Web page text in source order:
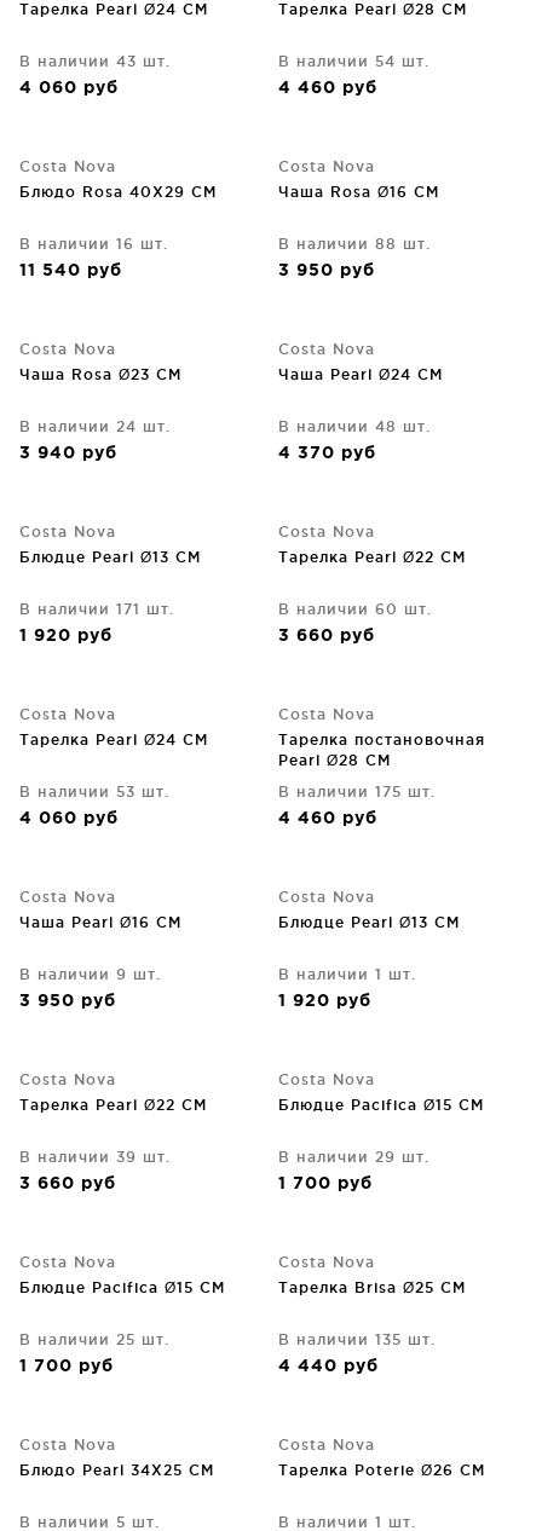
Тарелка Pearl Ø24 CM
В наличии 43 шт.
4 060 руб
Тарелка Pearl Ø28 CM
В наличии 54 шт.
4 460 руб
Costa Nova
Блюдо Rosa 40X29 CM
В наличии 16 шт.
11 540 руб
Costa Nova
Чаша Rosa Ø16 CM
В наличии 88 шт.
3 950 руб
Costa Nova
Чаша Rosa Ø23 CM
В наличии 24 шт.
3 940 руб
Costa Nova
Чаша Pearl Ø24 CM
В наличии 48 шт.
4 370 руб
Costa Nova
Блюдце Pearl Ø13 CM
В наличии 171 шт.
1 920 руб
Costa Nova
Тарелка Pearl Ø22 CM
В наличии 60 шт.
3 660 руб
Costa Nova
Тарелка Pearl Ø24 CM
В наличии 53 шт.
4 060 руб
Costa Nova
Тарелка постановочная
Pearl Ø28 CM
В наличии 175 шт.
4 460 руб
Costa Nova
Чаша Pearl Ø16 CM
В наличии 9 шт.
3 950 руб
Costa Nova
Блюдце Pearl Ø13 CM
В наличии 1 шт.
1 920 руб
Costa Nova
Тарелка Pearl Ø22 CM
В наличии 39 шт.
3 660 руб
Costa Nova
Блюдце Pacifica Ø15 CM
В наличии 29 шт.
1 700 руб
Costa Nova
Блюдце Pacifica Ø15 CM
В наличии 25 шт.
1 700 руб
Costa Nova
Тарелка Brisa Ø25 CM
В наличии 135 шт.
4 440 руб
Costa Nova
Блюдо Pearl 34X25 CM
В наличии 5 шт.
Costa Nova
Тарелка Poterie Ø26 CM
В наличии 1 шт.